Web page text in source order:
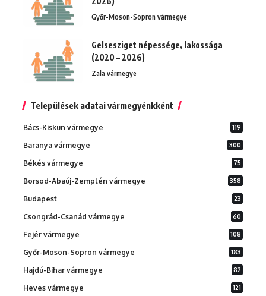
Győr-Moson-Sopron vármegye
Gelsesziget népessége, lakossága
(2020 – 2026)
Zala vármegye
Települések adatai vármegyénkként
Bács-Kiskun vármegye 119
Baranya vármegye 300
Békés vármegye 75
Borsod-Abaúj-Zemplén vármegye 358
Budapest 23
Csongrád-Csanád vármegye 60
Fejér vármegye 108
Győr-Moson-Sopron vármegye 183
Hajdú-Bihar vármegye 82
Heves vármegye 121